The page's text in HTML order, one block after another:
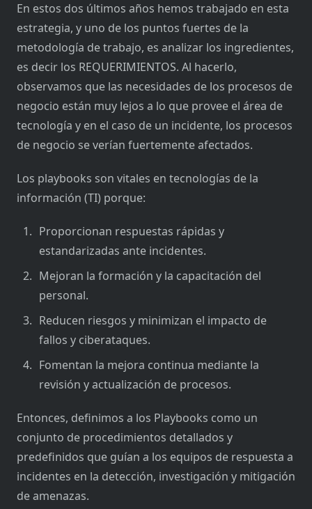
En estos dos últimos años hemos trabajado en esta
estrategia, y uno de los puntos fuertes de la
metodología de trabajo, es analizar los ingredientes,
es decir los REQUERIMIENTOS. Al hacerlo,
observamos que las necesidades de los procesos de
negocio están muy lejos a lo que provee el área de
tecnología y en el caso de un incidente, los procesos
de negocio se verían fuertemente afectados.
Los playbooks son vitales en tecnologías de la
información (TI) porque:
Proporcionan respuestas rápidas y
estandarizadas ante incidentes.
Mejoran la formación y la capacitación del
personal.
Reducen riesgos y minimizan el impacto de
fallos y ciberataques.
Fomentan la mejora continua mediante la
revisión y actualización de procesos.
Entonces, definimos a los Playbooks como un
conjunto de procedimientos detallados y
predefinidos que guían a los equipos de respuesta a
incidentes en la detección, investigación y mitigación
de amenazas.